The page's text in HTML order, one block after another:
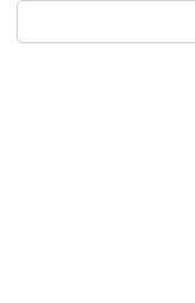
Pinjaman Online